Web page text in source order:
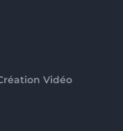
Vidéo